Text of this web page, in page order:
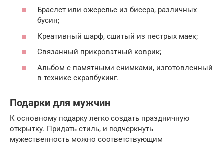
Браслет или ожерелье из бисера, различных
бусин;
Креативный шарф, сшитый из пестрых маек;
Связанный прикроватный коврик;
Альбом с памятными снимками, изготовленный
в технике скрапбукинг.
Подарки для мужчин
К основному подарку легко создать праздничную
открытку. Придать стиль, и подчеркнуть
мужественность можно соответствующим